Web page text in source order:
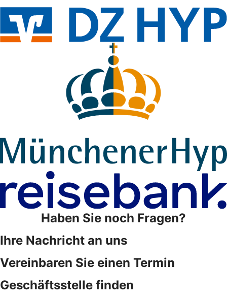
Haben Sie noch Fragen?
Ihre Nachricht an uns
Vereinbaren Sie einen Termin
Geschäftsstelle finden